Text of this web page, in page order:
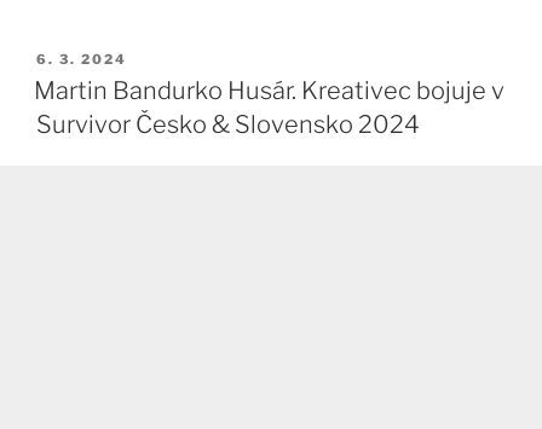
PUBLIKOVÁNO
6. 3. 2024
Martin Bandurko Husár. Kreativec bojuje v
Survivor Česko & Slovensko 2024